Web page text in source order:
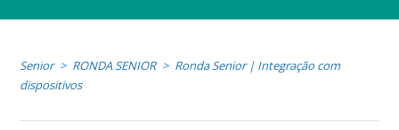
Senior RONDA SENIOR
Ronda Senior | Integração com
dispositivos